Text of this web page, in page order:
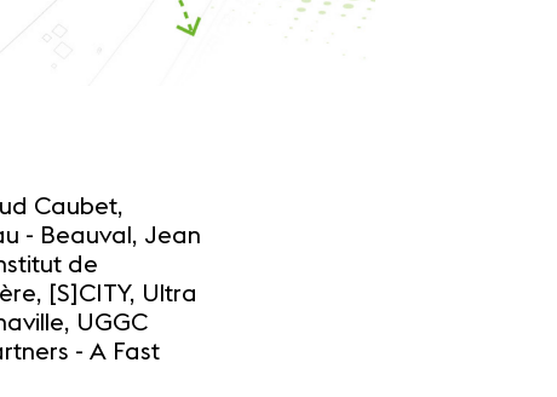
Caubet,
- Beauval, Jean
de
[S]CITY, Ultra
UGGC
- A Fast